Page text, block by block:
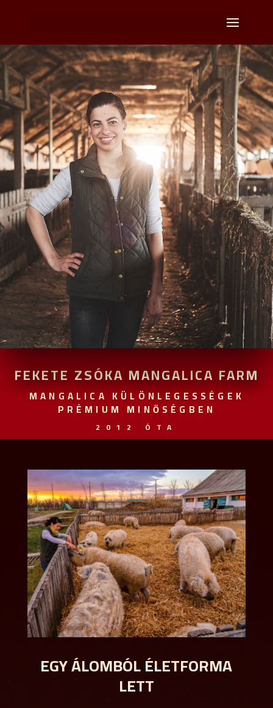
FEKETE ZSÓKA MANGALICA FARM
MANGALICA KÜLÖNLEGESSÉGEK
PRÉMIUM MINŐSÉGBEN
2012 ÓTA
EGY ÁLOMBÓL ÉLETFORMA
LETT